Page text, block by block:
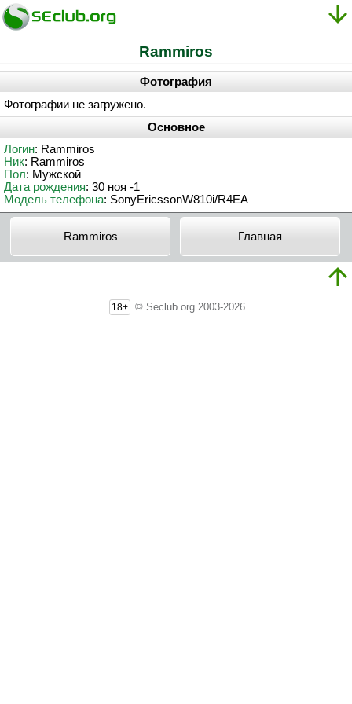
Rammiros
Фотография
Фотографии не загружено.
Основное
Логин: Rammiros
Ник: Rammiros
Пол: Мужской
Дата рождения: 30 ноя -1
Модель телефона: SonyEricssonW810i/R4EA
Rammiros Главная
18+ © Seclub.org 2003-2026